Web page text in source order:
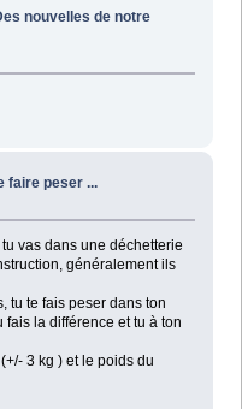
nouvelles de notre
faire peser ...
vas dans une déchetterie
généralement ils
tu te fais peser dans ton
la différence et tu à ton
3 kg ) et le poids du